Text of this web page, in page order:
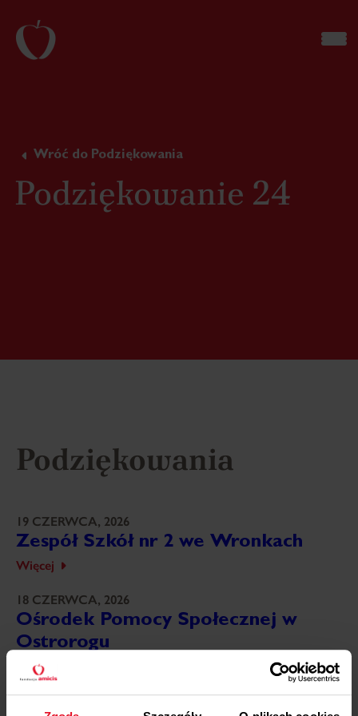
Wróć do Podziękowania
Podziękowanie 24
Podziękowania
19 CZERWCA, 2026
Zespół Szkół nr 2 we Wronkach
Więcej
18 CZERWCA, 2026
Ośrodek Pomocy Społecznej w
Ostrorogu
Więcej
18 CZERWCA, 2026